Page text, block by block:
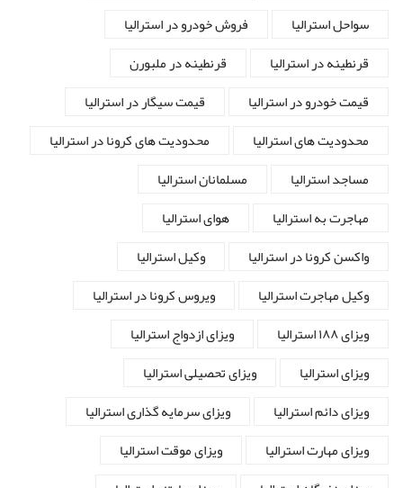
سواحل استرالیا
فروش خودرو در استرالیا
قرنطینه در استرالیا
قرنطینه در ملبورن
قیمت خودرو در استرالیا
قیمت سیگار در استرالیا
محدودیت های استرالیا
محدودیت های کرونا در استرالیا
مساجد استرالیا
مسلمانان استرالیا
مهاجرت به استرالیا
هوای استرالیا
واکسن کرونا در استرالیا
وکیل استرالیا
وکیل مهاجرت استرالیا
ویروس کرونا در استرالیا
ویزای ۱۸۸ استرالیا
ویزای ازدواج استرالیا
ویزای استرالیا
ویزای تحصیلی استرالیا
ویزای دائم استرالیا
ویزای سرمایه گذاری استرالیا
ویزای مهارت استرالیا
ویزای موقت استرالیا